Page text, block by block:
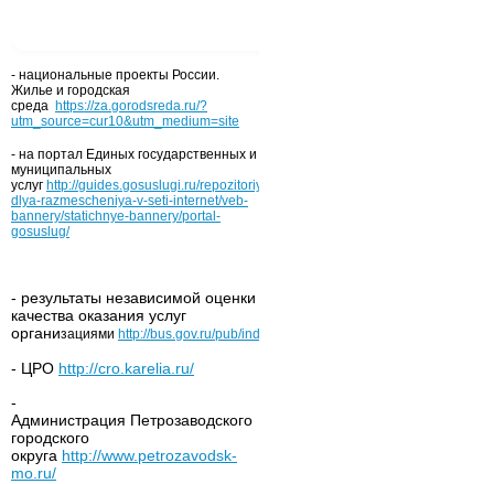
- национальные проекты России.
Жилье и городская
среда https://za.gorodsreda.ru/?
utm_source=cur10&utm_medium=site
- на портал Единых государственных и
муниципальных
услуг http://guides.gosuslugi.ru/repozitoriy/materialy-
dlya-razmescheniya-v-seti-internet/veb-
bannery/statichnye-bannery/portal-
gosuslug/
- результаты независимой оценки
качества оказания услуг
организациями http://bus.gov.ru/pub/independentRating/list
- ЦРО http://cro.karelia.ru/
-
Администрация Петрозаводского
городского
округа http://www.petrozavodsk-
mo.ru/